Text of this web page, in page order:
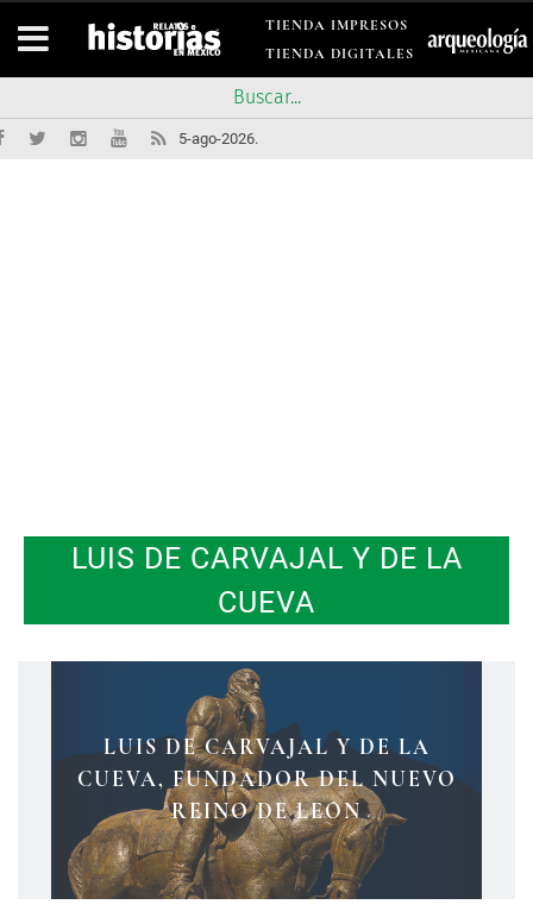
TIENDA IMPRESOS
TIENDA DIGITALES
5-ago-2026.
LUIS DE CARVAJAL Y DE LA
CUEVA
LUIS DE CARVAJAL Y DE LA
CUEVA, FUNDADOR DEL NUEVO
REINO DE LEÓN
LA HISTORIA DE MONTERREY Y
SUS LEYENDAS
LA PELEA POR EL TERRITORIO DE
MONTERREY